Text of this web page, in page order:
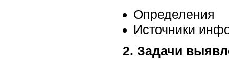
Определения
Источники
2. Задачи